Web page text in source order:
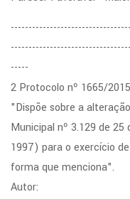
-----
2 Protocolo nº 1665/
"Dispõe sobre a
Municipal nº 3.129 de 25
1997) para o exercício
forma que menciona".
Autor: